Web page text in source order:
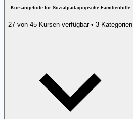
Kursangebote für Sozialpädagogische Familienhilfe
27 von 45 Kursen verfügbar • 3 Kategorien